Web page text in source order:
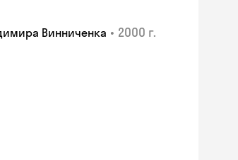
Винниченка • 2000 г.